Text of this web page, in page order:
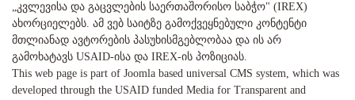
„კვლევისა და გაცვლების საერთაშორისო საბჭო" (IREX)
ახორციელებს. ამ ვებ საიტზე გამოქვეყნებული კონტენტი
მთლიანად ავტორების პასუხისმგებლობაა და ის არ
გამოხატავს USAID-ისა და IREX-ის პოზიციას.
This web page is part of Joomla based universal CMS system, which was
developed through the USAID funded Media for Transparent and